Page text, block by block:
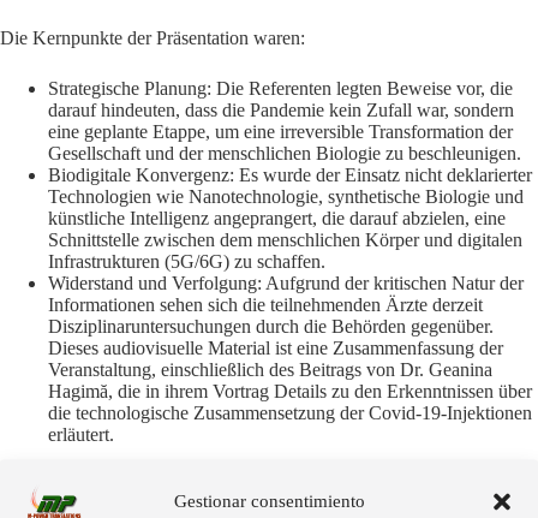
Gestionar consentimiento
Die Kernpunkte der Präsentation waren:
Strategische Planung: Die Referenten legten Beweise vor, die
darauf hindeuten, dass die Pandemie kein Zufall war, sondern
eine geplante Etappe, um eine irreversible Transformation der
Gesellschaft und der menschlichen Biologie zu beschleunigen.
Biodigitale Konvergenz: Es wurde der Einsatz nicht deklarierter
Technologien wie Nanotechnologie, synthetische Biologie und
künstliche Intelligenz angeprangert, die darauf abzielen, eine
Schnittstelle zwischen dem menschlichen Körper und digitalen
Infrastrukturen (5G/6G) zu schaffen.
Widerstand und Verfolgung: Aufgrund der kritischen Natur der
Informationen sehen sich die teilnehmenden Ärzte derzeit
Disziplinaruntersuchungen durch die Behörden gegenüber.
Dieses audiovisuelle Material ist eine Zusammenfassung der
Veranstaltung, einschließlich des Beitrags von Dr. Geanina
Hagimă, die in ihrem Vortrag Details zu den Erkenntnissen über
die technologische Zusammensetzung der Covid-19-Injektionen
erläutert.
Nachfolgend sind die Fachleute aufgeführt, die ihre Arbeiten während
der Tagung präsentiert haben: